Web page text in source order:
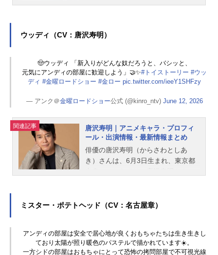
ウッディ（CV：唐沢寿明）
🤠ウッディ 「新入りがどんな奴だろうと、バシッと、
元気にアンディの部屋に歓迎しよう」🤝✨#トイストーリー #ウッ
ディ #金曜ロードショー #金ロー pic.twitter.com/ieeY1SHFzy
— アンク＠金曜ロードショー公式 (@kinro_ntv) June 12, 2026
関連記事
唐沢寿明｜アニメキャラ・プロフィ
ール・出演情報・最新情報まとめ
俳優の唐沢寿明（からさわとしあ
き）さんは、6月3日生まれ、東京都
ミスター・ポテトヘッド（CV：名古屋章）
アンディの部屋は安全で居心地が良くおもちゃたちは生き生きし
ており太陽が照り暖色のパステルで描かれています☀️。
一方シドの部屋はおもちゃにとって恐怖の拷問部屋で不可視光線